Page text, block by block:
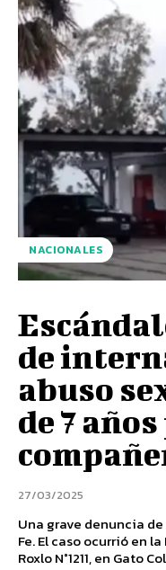
NACIONALES
de
abuso
de 7
27/03/2025
Una grave denuncia
Fe. El caso ocurrió en
Roxlo N°1211, en Gato